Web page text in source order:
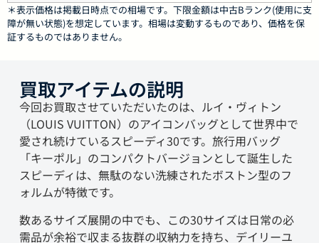
＊表示価格は掲載日時点での相場です。下限金額は中古Bランク(使用に支
障が無い状態)を想定しています。相場は変動するものであり、価格を保
証するものではありません。
買取アイテムの説明
今回お買取させていただいたのは、ルイ・ヴィトン
（LOUIS VUITTON）のアイコンバッグとして世界中で
愛され続けているスピーディ30です。旅行用バッグ
「キーポル」のコンパクトバージョンとして誕生した
スピーディは、無駄のない洗練されたボストン型のフ
ォルムが特徴です。
数あるサイズ展開の中でも、この30サイズは日常の必
需品が余裕で収まる抜群の収納力を持ち、デイリーユ